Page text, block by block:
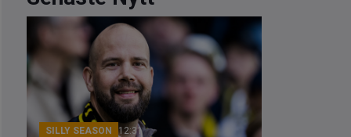
SILLY SEASON 12:31